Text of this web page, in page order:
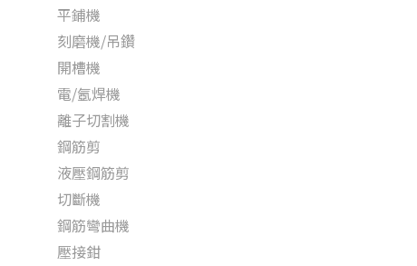
平鋪機
刻磨機/吊鑽
開槽機
電/氬焊機
離子切割機
鋼筋剪
液壓鋼筋剪
切斷機
鋼筋彎曲機
壓接鉗